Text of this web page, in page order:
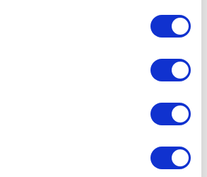
az MTK Bu...